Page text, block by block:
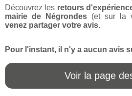
Découvrez les retours
mairie de Négrondes (et sur la
venez partager votre avis.
Pour l'instant, il n'y a aucun avis
Voir la page